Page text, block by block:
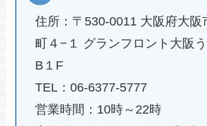
住所：〒530-0011 大阪府大阪
町４−１ グランフロント大阪
B１F
TEL：06-6377-5777
営業時間：10時～22時